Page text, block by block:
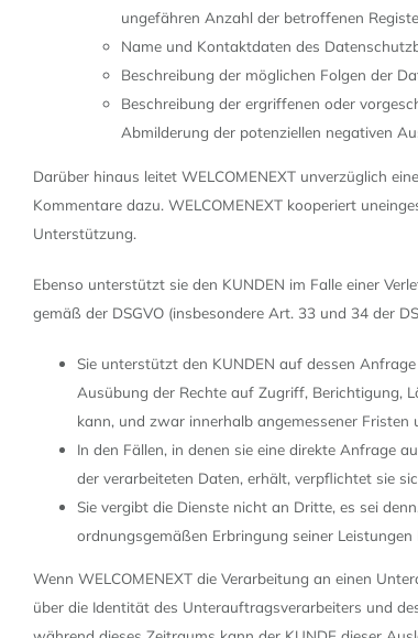
ungefähren Anzahl der betroffenen
Name und Kontaktdaten des
Beschreibung der möglichen Folgen der
Beschreibung der ergriffenen oder
Abmilderung der potenziellen negativen
Darüber hinaus leitet WELCOMENEXT unverzüglich
Kommentare dazu. WELCOMENEXT kooperiert
Unterstützung.
Ebenso unterstützt sie den KUNDEN im Falle einer
gemäß der DSGVO (insbesondere Art. 33 und 34 der
Sie unterstützt den KUNDEN auf dessen
Ausübung der Rechte auf Zugriff, Berichtigung,
kann, und zwar innerhalb angemessener
In den Fällen, in denen sie eine direkte Anfrage
der verarbeiteten Daten, erhält, verpflichtet sie
Sie vergibt die Dienste nicht an Dritte, es sei
ordnungsgemäßen Erbringung seiner Leistungen
Wenn WELCOMENEXT die Verarbeitung an einen
über die Identität des Unterauftragsverarbeiters und